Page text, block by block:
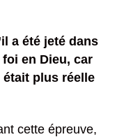
a été jeté dans
en Dieu, car
était plus réelle
cette épreuve,